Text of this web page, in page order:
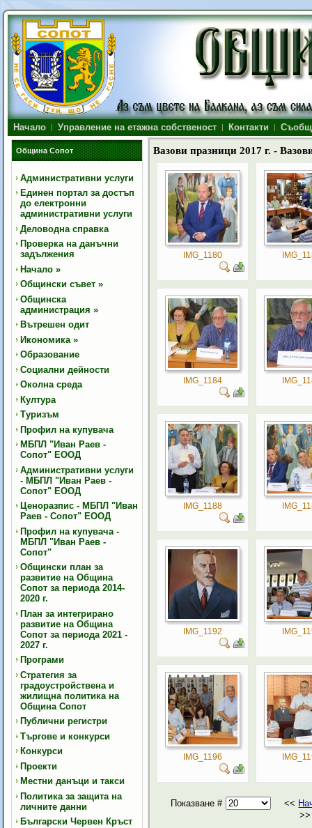
Начало Управление на етажна собственост Контакти
Община Сопот
Административни услуги
Единен портал за достъп
до електронни
административни услуги
Деловодна справка
Проверка на данъчни
задължения
Начало »
Общински съвет »
Общинска
администрация »
Вътрешен одит
Икономика »
Образование
Социални дейности
Околна среда
Култура
Туризъм
Профил на купувача
МБПЛ "Иван Раев -
Сопот" ЕООД
Административни услуги
- МБПЛ "Иван Раев -
Сопот" ЕООД
Ценоразпис - МБПЛ "Иван
Раев - Сопот" ЕООД
Профил на купувача -
МБПЛ "Иван Раев -
Сопот"
Общински план за
развитие на Община
Сопот за периода 2014-
2020 г.
План за интегрирано
развитие на Община
Сопот за периода 2021 -
2027 г.
Програми
Стратегия за
градоустройствена и
жилищна политика на
Община Сопот
Публични регистри
Търгове и конкурси
Конкурси
Проекти
Местни данъци и такси
Политика за защита на
личните данни
Български Червен Кръст
Вазови празници 2017 г. -
IMG_1180
IMG_1184
IMG_1188
IMG_1192
IMG_1196
Показване # <<
>>